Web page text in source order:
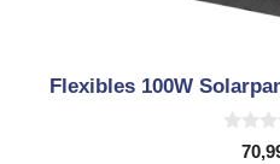
Flexibles 100W